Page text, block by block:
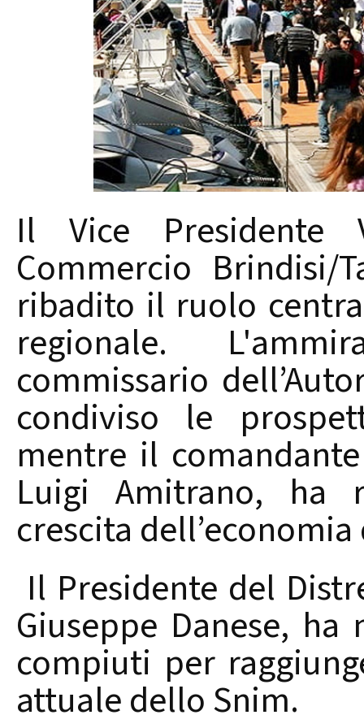
Il Vice Presidente
Commercio Brindisi/
ribadito il ruolo
regionale.
commissario
condiviso le
mentre il
Luigi Amitrano, ha
crescita
Il Presidente del
Giuseppe Danese,
compiuti per
attuale dello Snim.